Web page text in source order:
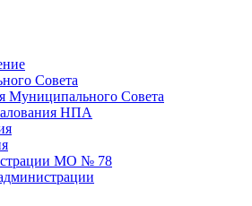
Совета
Муниципального Совета
НПА
МО № 78